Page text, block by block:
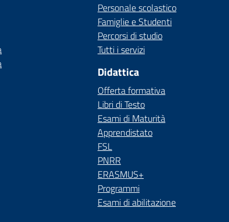
Personale scolastico
Famiglie e Studenti
Percorsi di studio
Tutti i servizi
Didattica
Offerta formativa
Libri di Testo
Esami di Maturità
Apprendistato
FSL
PNRR
ERASMUS+
Programmi
Esami di abilitazione